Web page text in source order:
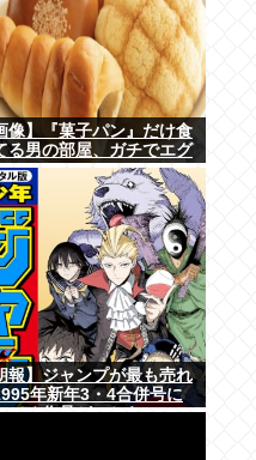
像】『菓子パン』だけ食
る男の部屋、ガチでエグ
報】ジャンプが最も売れ
年新年3・4合併号に
てる作品がこちらwww